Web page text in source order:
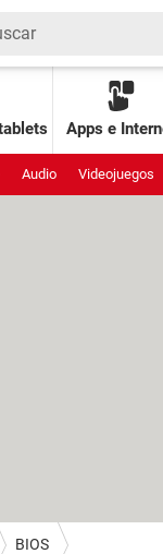
Apps e
Audio Videojuegos
BIOS